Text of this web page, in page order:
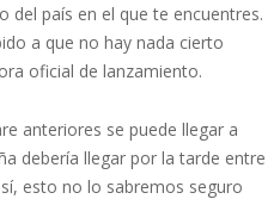
del país en el que te encuentres.
a que no hay nada cierto
oficial de lanzamiento.
anteriores se puede llegar a
debería llegar por la tarde entre
esto no lo sabremos seguro